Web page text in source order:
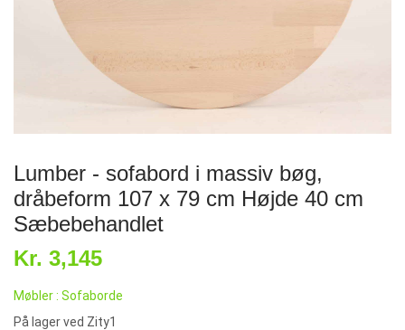
Lumber - sofabord i massiv bøg,
dråbeform 107 x 79 cm Højde 40 cm
Sæbebehandlet
Kr. 3,145
Møbler : Sofaborde
På lager ved Zity1